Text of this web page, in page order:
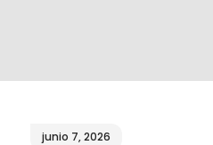
junio 7, 2026